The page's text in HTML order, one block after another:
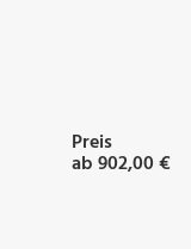
Preis
ab 902,00 €